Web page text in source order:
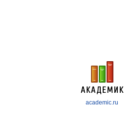
academic.ru